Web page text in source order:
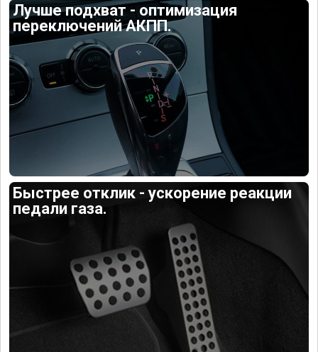
Лучше подхват - оптимизация
переключений АКПП.
Быстрее отклик - ускорение реакции
педали газа.